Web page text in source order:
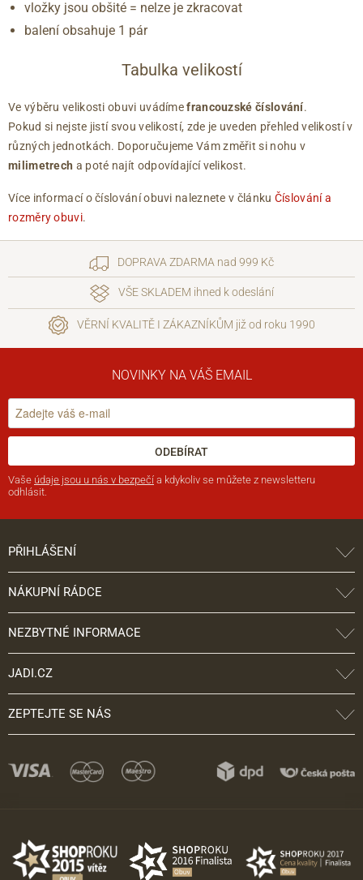
vložky jsou obšité = nelze je zkracovat
balení obsahuje 1 pár
Tabulka velikostí
Ve výběru velikosti obuvi uvádímefrancouzské číslování.
Pokud si nejste jistí svou velikostí, zde je uveden přehled velikostí v
různých jednotkách. Doporučujeme Vám změřit si nohu v
milimetrech a poté najít odpovídající velikost.
Více informací o číslování obuvi naleznete v článku Číslování a
rozměry obuvi.
DOPRAVA ZDARMA nad 999 Kč
VŠE SKLADEM ihned k odeslání
VĚRNÍ KVALITĚ I ZÁKAZNÍKŮM již od roku 1990
NOVINKY NA VÁŠ EMAIL
ODEBÍRAT
Vaše údaje jsou u nás v bezpečí a kdykoliv se můžete z newsletteru
odhlásit.
PŘIHLÁŠENÍ
NÁKUPNÍ RÁDCE
NEZBYTNÉ INFORMACE
JADI.CZ
ZEPTEJTE SE NÁS